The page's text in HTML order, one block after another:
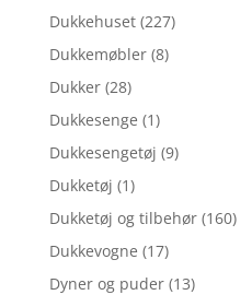
Dukkehuset (227)
Dukkemøbler (8)
Dukker (28)
Dukkesenge (1)
Dukkesengetøj (9)
Dukketøj (1)
Dukketøj og tilbehør (160)
Dukkevogne (17)
Dyner og puder (13)